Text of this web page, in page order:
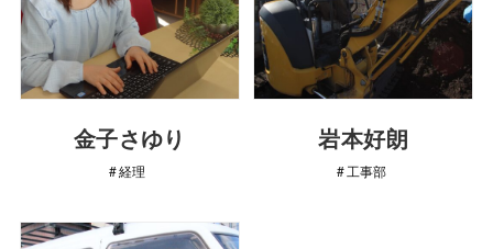
金子さゆり
経理
岩本好朗
工事部